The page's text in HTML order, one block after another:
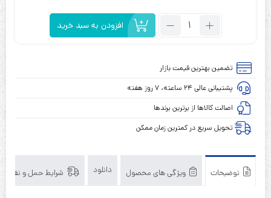
تعداد:
اس
سای
مدل
TechSay
SDE
افزودن به سبد خرید
تضمین بهترین قیمت بازار
پشتیبانی عالی ۲۴ ساعته، ۷ روز هفته
اصالت کالاها از برترین برندها
تحویل سریع در کمترین زمان ممکن
توضیحات ویژگی های محصول دانلود شرایط حمل و نقل